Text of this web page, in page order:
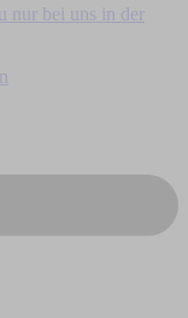
nur bei uns in der